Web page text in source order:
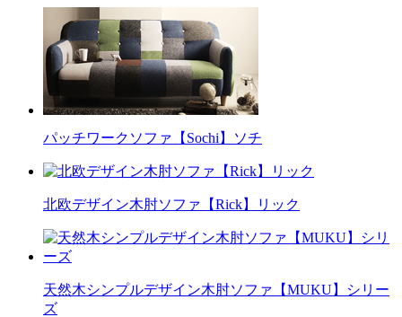
パッチワークソファ【Sochi】ソチ
北欧デザイン木肘ソファ【Rick】リック
天然木シンプルデザイン木肘ソファ【MUKU】シリー
ズ